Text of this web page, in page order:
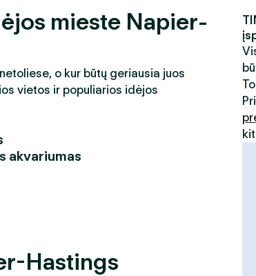
mieste Napier-
o kur būtų geriausia juos
vietos ir populiarios idėjos
akvariumas
Hastings